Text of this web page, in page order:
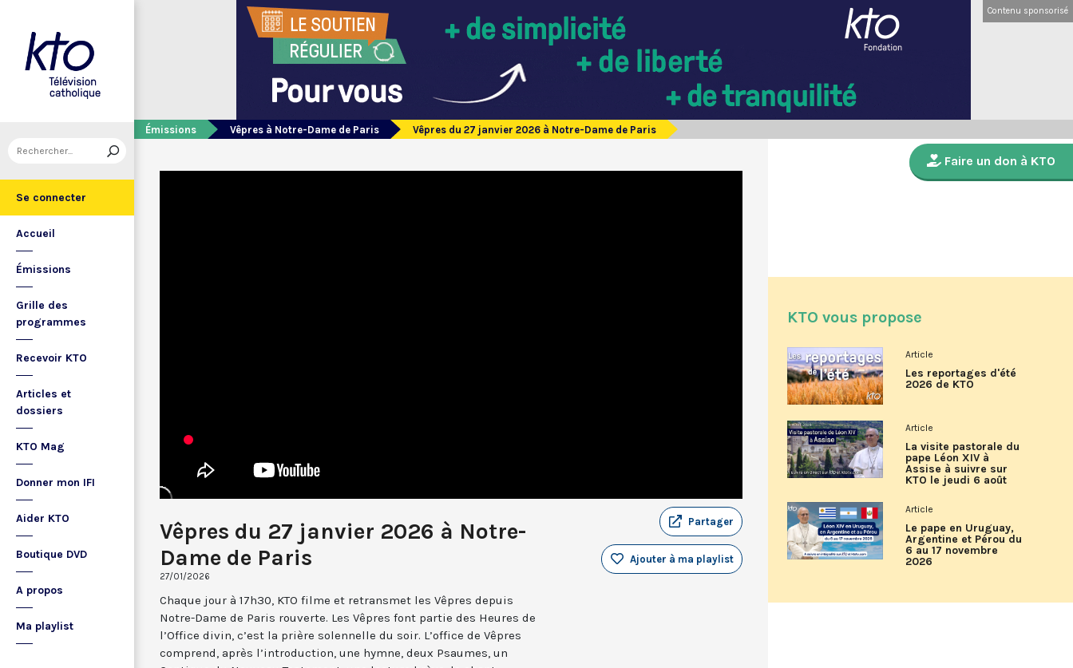
Se connecter
Accueil
Émissions
Grille des
programmes
Recevoir KTO
Articles et
dossiers
KTO Mag
Donner mon IFI
Aider KTO
Boutique DVD
A propos
Ma playlist
Contenu sponsorisé
Émissions Vêpres à Notre-Dame de Paris Vêpres du 27 janvier 2026 à Notre-Dame de Paris
Vêpres du 27 janvier 2026 à Notre-
Dame de Paris
27/01/2026
Partager
Ajouter à ma playlist
Chaque jour à 17h30, KTO filme et retransmet les Vêpres depuis
Notre-Dame de Paris rouverte. Les Vêpres font partie des Heures de
l’Office divin, c’est la prière solennelle du soir. L’office de Vêpres
comprend, après l’introduction, une hymne, deux Psaumes, un
Faire un don à KTO
KTO vous propose
Article
Les reportages d'été
2026 de KTO
Article
La visite pastorale du
pape Léon XIV à
Assise à suivre sur
KTO le jeudi 6 août
Article
Le pape en Uruguay,
Argentine et Pérou du
6 au 17 novembre
2026